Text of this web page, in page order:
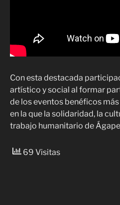
Con esta destacada
artístico y social al formar
de los eventos benéficos
en la que la solidaridad, la
trabajo humanitario de
69 Visitas